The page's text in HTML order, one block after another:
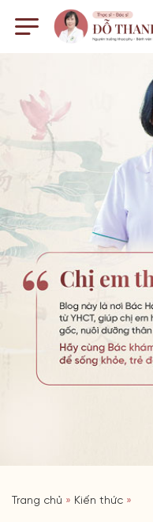
Trang chủ » Kiến thức »